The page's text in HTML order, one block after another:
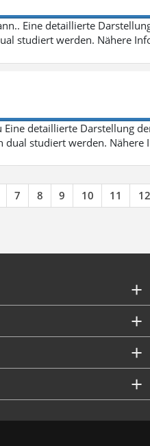
Eine detaillierte
studiert werden. Nähere
Eine detaillierte Darstellung
dual studiert werden.
7 8 9 10 11 12